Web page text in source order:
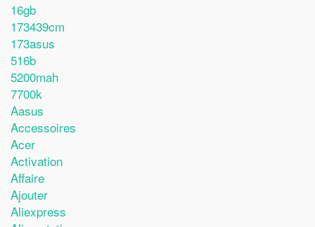
16gb
173439cm
173asus
516b
5200mah
7700k
Aasus
Accessoires
Acer
Activation
Affaire
Ajouter
Aliexpress